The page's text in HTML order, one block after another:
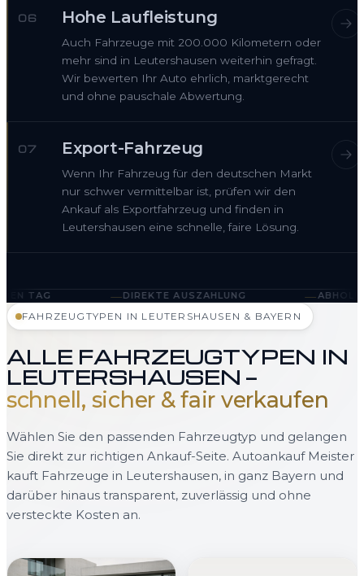
06 Hohe Laufleistung
Auch Fahrzeuge mit 200.000 Kilometern oder
mehr sind in Leutershausen weiterhin gefragt.
Wir bewerten Ihr Auto ehrlich, marktgerecht
und ohne pauschale Abwertung.
07 Export-Fahrzeug
Wenn Ihr Fahrzeug für den deutschen Markt
nur schwer vermittelbar ist, prüfen wir den
Ankauf als Exportfahrzeug und finden in
Leutershausen eine schnelle, faire Lösung.
DIREKTE AUSZAHLUNG —ABHOLUNG IN
FAHRZEUGTYPEN IN LEUTERSHAUSEN & BAYERN
ALLE FAHRZEUGTYPEN IN
LEUTERSHAUSEN —
schnell, sicher & fair verkaufen
Wählen Sie den passenden Fahrzeugtyp und gelangen
Sie direkt zur richtigen Ankauf-Seite. Autoankauf Meister
kauft Fahrzeuge in Leutershausen, in ganz Bayern und
darüber hinaus transparent, zuverlässig und ohne
versteckte Kosten an.